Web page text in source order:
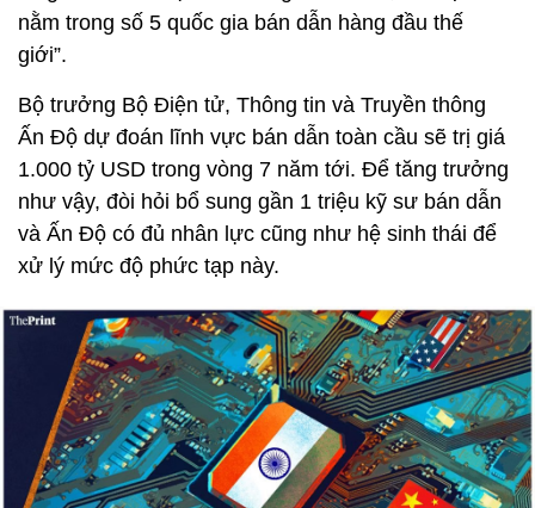
nằm trong số 5 quốc gia bán dẫn hàng đầu thế
giới”.
Bộ trưởng Bộ Điện tử, Thông tin và Truyền thông
Ấn Độ dự đoán lĩnh vực bán dẫn toàn cầu sẽ trị giá
1.000 tỷ USD trong vòng 7 năm tới. Để tăng trưởng
như vậy, đòi hỏi bổ sung gần 1 triệu kỹ sư bán dẫn
và Ấn Độ có đủ nhân lực cũng như hệ sinh thái để
xử lý mức độ phức tạp này.